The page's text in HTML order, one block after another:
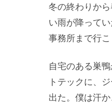
冬の終わりか
い雨が降って
事務所まで行こ
自宅のある巣
トテックに、
出た。僕は汗